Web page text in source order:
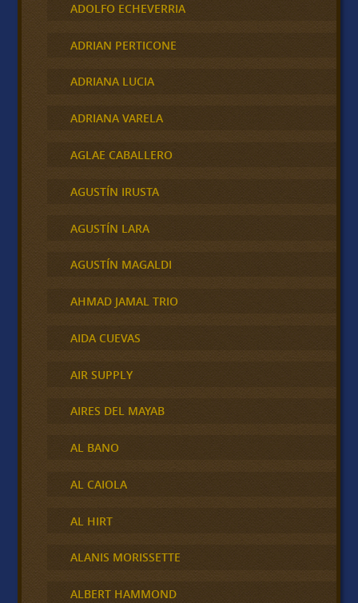
ADOLFO ECHEVERRIA
ADRIAN PERTICONE
ADRIANA LUCIA
ADRIANA VARELA
AGLAE CABALLERO
AGUSTÍN IRUSTA
AGUSTÍN LARA
AGUSTÍN MAGALDI
AHMAD JAMAL TRIO
AIDA CUEVAS
AIR SUPPLY
AIRES DEL MAYAB
AL BANO
AL CAIOLA
AL HIRT
ALANIS MORISSETTE
ALBERT HAMMOND